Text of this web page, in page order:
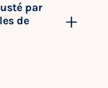
par
de